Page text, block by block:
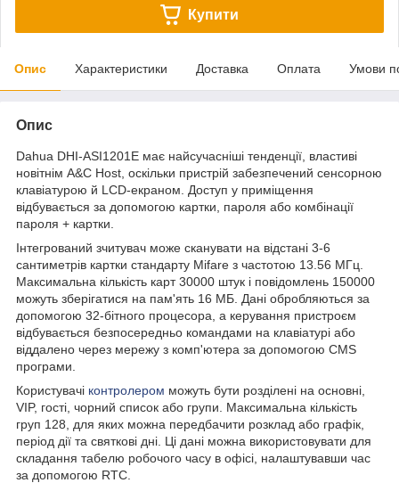
Купити
Опис Характеристики Доставка Оплата Умови
Опис
Dahua DHI-ASI1201E має найсучасніші тенденції, властиві
новітнім A&C Host, оскільки пристрій забезпечений сенсорною
клавіатурою й LCD-екраном. Доступ у приміщення
відбувається за допомогою картки, пароля або комбінації
пароля + картки.
Інтегрований зчитувач може сканувати на відстані 3-6
сантиметрів картки стандарту Mifare з частотою 13.56 МГц.
Максимальна кількість карт 30000 штук і повідомлень 150000
можуть зберігатися на пам'ять 16 МБ. Дані обробляються за
допомогою 32-бітного процесора, а керування пристроєм
відбувається безпосередньо командами на клавіатурі або
віддалено через мережу з комп'ютера за допомогою CMS
програми.
Користувачі контролером можуть бути розділені на основні,
VIP, гості, чорний список або групи. Максимальна кількість
груп 128, для яких можна передбачити розклад або графік,
період дії та святкові дні. Ці дані можна використовувати для
складання табелю робочого часу в офісі, налаштувавши час
за допомогою RTC.